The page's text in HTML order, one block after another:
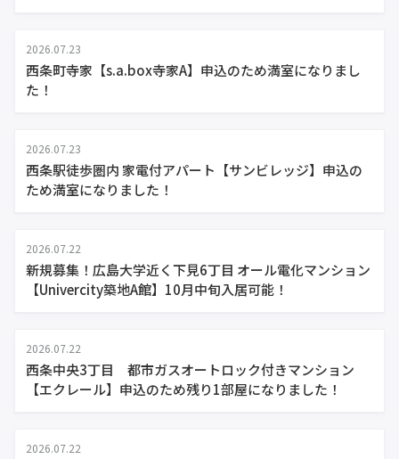
2026.07.23
西条町寺家【s.a.box寺家A】申込のため満室になりまし
た！
2026.07.23
西条駅徒歩圏内 家電付アパート【サンビレッジ】申込の
ため満室になりました！
2026.07.22
新規募集！広島大学近く下見6丁目 オール電化マンション
【Univercity築地A館】10月中旬入居可能！
2026.07.22
西条中央3丁目 都市ガスオートロック付きマンション
【エクレール】申込のため残り1部屋になりました！
2026.07.22